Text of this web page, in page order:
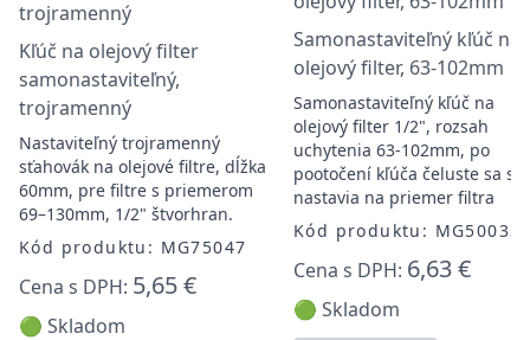
Kľúč na olejový filter
samonastaviteľný,
trojramenný
Nastaviteľný trojramenný
sťahovák na olejové filtre, dĺžka
60mm, pre filtre s priemerom
69–130mm, 1/2" štvorhran.
Kód produktu: MG75047
Cena s DPH: 5,65 €
🟢 Skladom
Samonastaviteľný kľúč na
olejový filter, 63-102mm
Samonastaviteľný kľúč na
olejový filter 1/2", rozsah
uchytenia 63-102mm, po
pootočení kľúča čeluste sa
nastavia na priemer filtra
Kód produktu: MG50033
Cena s DPH: 6,63 €
🟢 Skladom